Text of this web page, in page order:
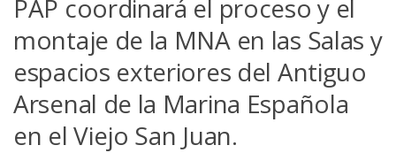
PAP coordinará el proceso y el
montaje de la MNA en las Salas y
espacios exteriores del Antiguo
Arsenal de la Marina Española
en el Viejo San Juan.